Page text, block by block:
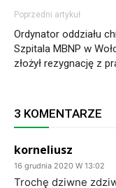
Poprzedni artykuł
Ordynator oddziału
Szpitala MBNP w
złożył rezygnację z
3 KOMENTARZE
korneliusz
16 grudnia 2020 W 13:02
Trochę dziwne